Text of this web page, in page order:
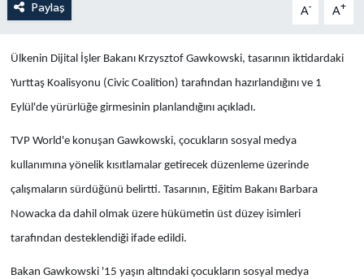
Paylaş A- A+
Ülkenin Dijital İşler Bakanı Krzysztof Gawkowski, tasarının iktidardaki
Yurttaş Koalisyonu (Civic Coalition) tarafından hazırlandığını ve 1
Eylül'de yürürlüğe girmesinin planlandığını açıkladı.
TVP World'e konuşan Gawkowski, çocukların sosyal medya
kullanımına yönelik kısıtlamalar getirecek düzenleme üzerinde
çalışmaların sürdüğünü belirtti. Tasarının, Eğitim Bakanı Barbara
Nowacka da dahil olmak üzere hükümetin üst düzey isimleri
tarafından desteklendiği ifade edildi.
Bakan Gawkowski '15 yaşın altındaki çocukların sosyal medya